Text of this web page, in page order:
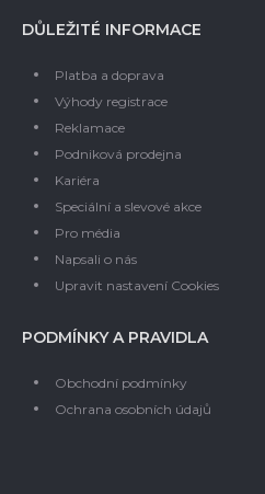
DŮLEŽITÉ INFORMACE
Platba a doprava
Výhody registrace
Reklamace
Podniková prodejna
Kariéra
Speciální a slevové akce
Pro média
Napsali o nás
Upravit nastavení Cookies
PODMÍNKY A PRAVIDLA
Obchodní podmínky
Ochrana osobních údajů